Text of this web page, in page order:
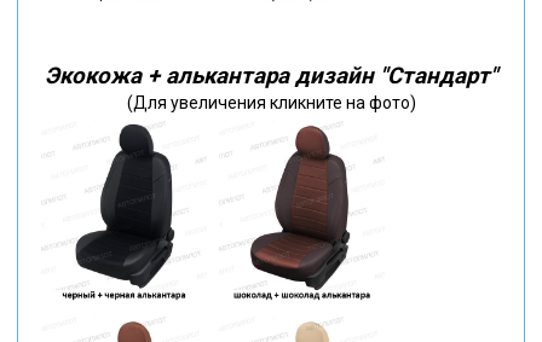
Экокожа + алькантара дизайн "Стандарт"
(Для увеличения кликните на фото)